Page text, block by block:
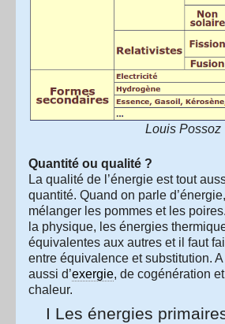
Louis Possoz
Quantité ou qualité ?
La qualité de l’énergie est tout
quantité. Quand on parle
mélanger les pommes et les
la physique, les énergies
équivalentes aux autres et il faut
entre équivalence et substitution.
aussi d’exergie, de cogénération
chaleur.
I Les énergies